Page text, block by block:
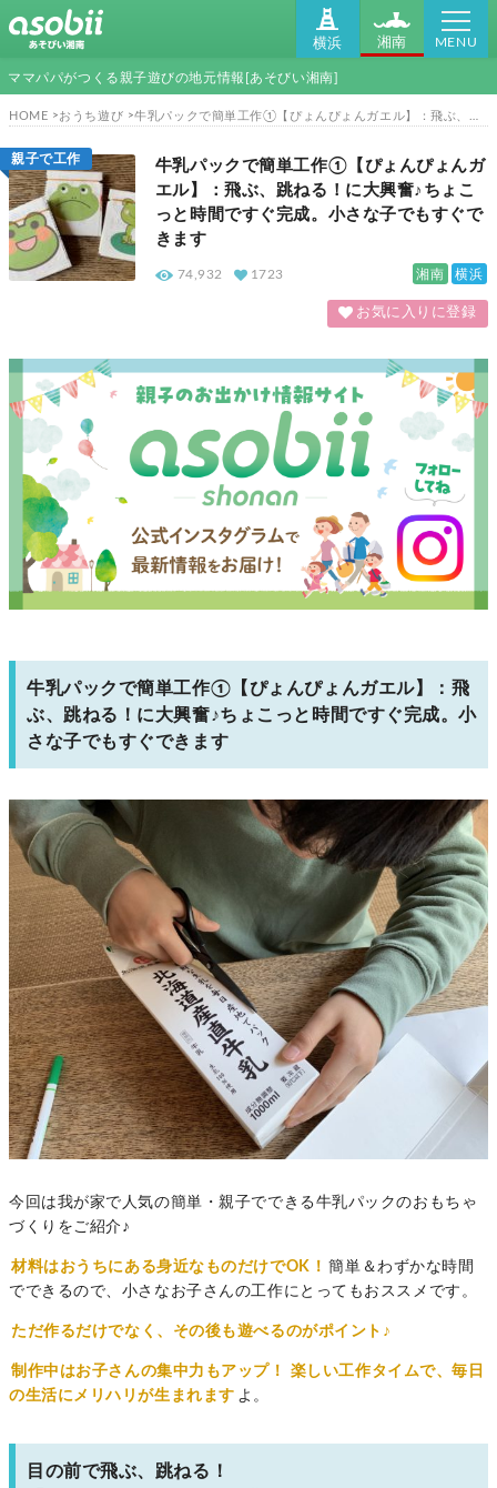
横浜 湘南 MENU
ママパパがつくる親子遊びの地元情報[あそびい湘南]
HOME おうち遊び 牛乳パックで簡単工作①【ぴょんぴょんガエル】：飛ぶ、跳ねる！に大興奮♪ちょこっと時間ですぐ完成。小さな子でもすぐできます
親子で工作
牛乳パックで簡単工作①【ぴょんぴょんガ
エル】：飛ぶ、跳ねる！に大興奮♪ちょこ
っと時間ですぐ完成。小さな子でもすぐで
きます
湘南 横浜
74,932 1723
お気に入りに登録
牛乳パックで簡単工作①【ぴょんぴょんガエル】：飛
ぶ、跳ねる！に大興奮♪ちょこっと時間ですぐ完成。小
さな子でもすぐできます
今回は我が家で人気の簡単・親子でできる牛乳パックのおもちゃ
づくりをご紹介♪
材料はおうちにある身近なものだけでOK！ 簡単＆わずかな時間
でできるので、小さなお子さんの工作にとってもおススメです。
ただ作るだけでなく、その後も遊べるのがポイント♪
制作中はお子さんの集中力もアップ！
楽しい工作タイムで、毎日
の生活にメリハリが生まれます よ。
目の前で飛ぶ、跳ねる！